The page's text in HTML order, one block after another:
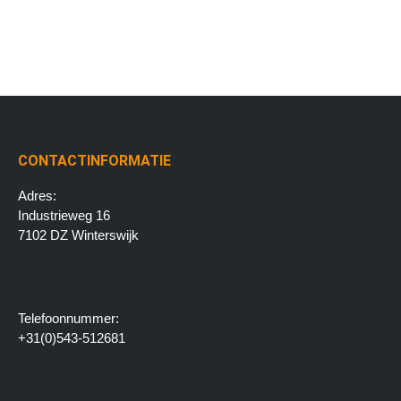
CONTACTINFORMATIE
Adres:
Industrieweg 16
7102 DZ Winterswijk
Telefoonnummer:
+31(0)543-512681